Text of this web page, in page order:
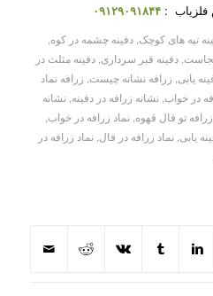
: ۰۹۱۲۹۰۹۱۸۴۴
تپه های کوچک دفینه چشمه در کوه
دفینه قبر سرداری دفینه مثلث در
یابی زرافه نشانه چیست زرافه نماد
در خواب نشانه زرافه در دفینه نشانه
تو فال قهوه نماد زرافه در خواب
یابی نماد زرافه در فال نماد زرافه در